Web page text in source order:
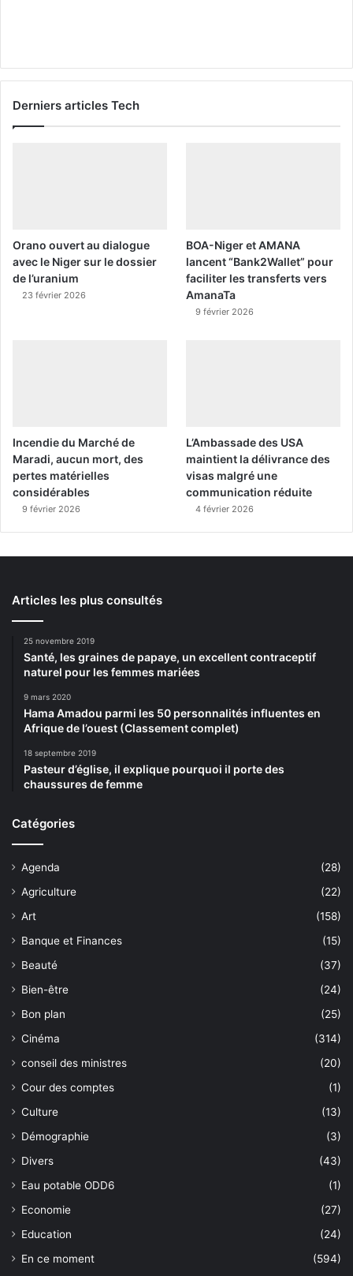
Derniers articles Tech
Orano ouvert au dialogue
avec le Niger sur le dossier
de l’uranium
23 février 2026
BOA-Niger et AMANA
lancent “Bank2Wallet” pour
faciliter les transferts vers
AmanaTa
9 février 2026
Incendie du Marché de
Maradi, aucun mort, des
pertes matérielles
considérables
9 février 2026
L’Ambassade des USA
maintient la délivrance des
visas malgré une
communication réduite
4 février 2026
Articles les plus consultés
25 novembre 2019
Santé, les graines de papaye, un excellent contraceptif
naturel pour les femmes mariées
9 mars 2020
Hama Amadou parmi les 50 personnalités influentes en
Afrique de l’ouest (Classement complet)
18 septembre 2019
Pasteur d’église, il explique pourquoi il porte des
chaussures de femme
Catégories
Agenda
(28)
Agriculture
(22)
Art
(158)
Banque et Finances
(15)
Beauté
(37)
Bien-être
(24)
Bon plan
(25)
Cinéma
(314)
conseil des ministres
(20)
Cour des comptes
(1)
Culture
(13)
Démographie
(3)
Divers
(43)
Eau potable ODD6
(1)
Economie
(27)
Education
(24)
En ce moment
(594)